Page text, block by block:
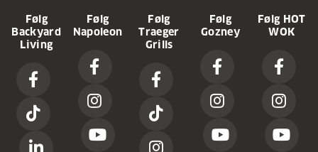
Følg
Backyard
Living
Følg
Napoleon
Følg
Traeger
Grills
Følg
Gozney
Følg HOT
WOK